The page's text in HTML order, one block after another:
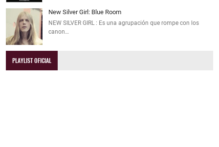
New Silver Girl: Blue Room
NEW SILVER GIRL : Es una agrupación que rompe con los
canon…
PLAYLIST OFICIAL